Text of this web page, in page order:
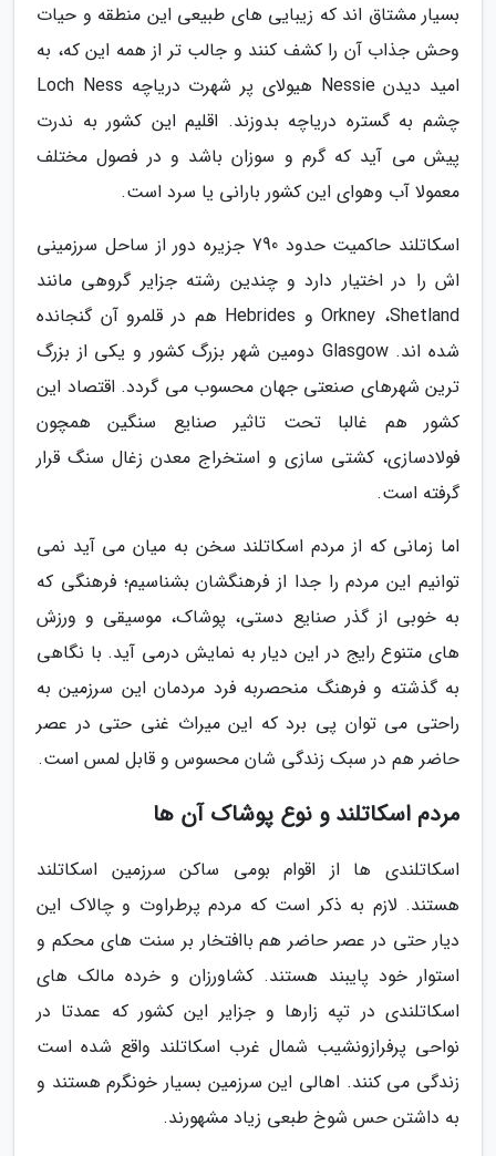
بسیار مشتاق اند که زیبایی های طبیعی این منطقه و حیات
وحش جذاب آن را کشف کنند و جالب تر از همه این که، به
امید دیدن Nessie هیولای پر شهرت دریاچه Loch Ness
چشم به گستره دریاچه بدوزند. اقلیم این کشور به ندرت
پیش می آید که گرم و سوزان باشد و در فصول مختلف
معمولا آب وهوای این کشور بارانی یا سرد است.
اسکاتلند حاکمیت حدود 790 جزیره دور از ساحل سرزمینی
اش را در اختیار دارد و چندین رشته جزایر گروهی مانند
Orkney ،Shetland و Hebrides هم در قلمرو آن گنجانده
شده اند. Glasgow دومین شهر بزرگ کشور و یکی از بزرگ
ترین شهرهای صنعتی جهان محسوب می گردد. اقتصاد این
کشور هم غالبا تحت تاثیر صنایع سنگین همچون
فولادسازی، کشتی سازی و استخراج معدن زغال سنگ قرار
گرفته است.
اما زمانی که از مردم اسکاتلند سخن به میان می آید نمی
توانیم این مردم را جدا از فرهنگشان بشناسیم؛ فرهنگی که
به خوبی از گذر صنایع دستی، پوشاک، موسیقی و ورزش
های متنوع رایج در این دیار به نمایش درمی آید. با نگاهی
به گذشته و فرهنگ منحصربه فرد مردمان این سرزمین به
راحتی می توان پی برد که این میراث غنی حتی در عصر
حاضر هم در سبک زندگی شان محسوس و قابل لمس است.
مردم اسکاتلند و نوع پوشاک آن ها
اسکاتلندی ها از اقوام بومی ساکن سرزمین اسکاتلند
هستند. لازم به ذکر است که مردم پرطراوت و چالاک این
دیار حتی در عصر حاضر هم باافتخار بر سنت های محکم و
استوار خود پایبند هستند. کشاورزان و خرده مالک های
اسکاتلندی در تپه زارها و جزایر این کشور که عمدتا در
نواحی پرفرازونشیب شمال غرب اسکاتلند واقع شده است
زندگی می کنند. اهالی این سرزمین بسیار خونگرم هستند و
به داشتن حس شوخ طبعی زیاد مشهورند.